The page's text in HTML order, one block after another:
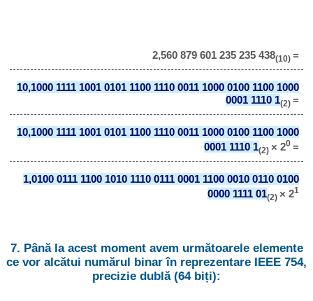
2,560 879 601 235 235 438(10) =
10,1000 1111 1001 0101 1100 1110 0011 1000 0100 1100 1000
0001 1110 1(2) =
10,1000 1111 1001 0101 1100 1110 0011 1000 0100 1100 1000
0001 1110 1(2) × 20 =
1,0100 0111 1100 1010 1110 0111 0001 1100 0010 0110 0100
0000 1111 01(2) × 21
7. Până la acest moment avem următoarele elemente
ce vor alcătui numărul binar în reprezentare IEEE 754,
precizie dublă (64 biți):